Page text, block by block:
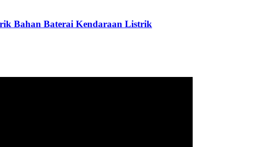
Bahan Baterai Kendaraan Listrik